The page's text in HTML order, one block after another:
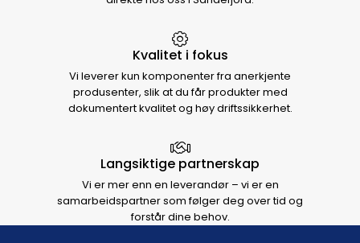
Kvalitet i fokus
Vi leverer kun komponenter fra anerkjente
produsenter, slik at du får produkter med
dokumentert kvalitet og høy driftssikkerhet.
Langsiktige partnerskap
Vi er mer enn en leverandør – vi er en
samarbeidspartner som følger deg over tid og
forstår dine behov.